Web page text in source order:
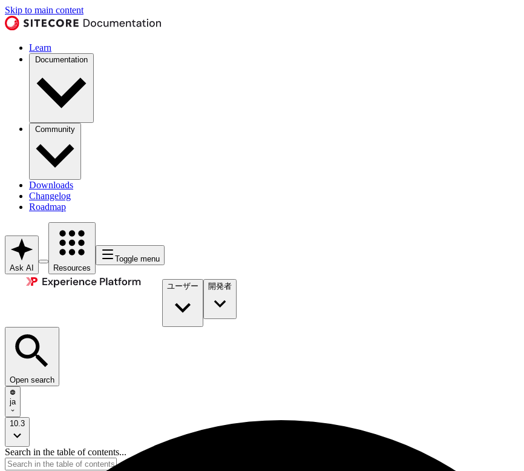
Skip to main content
Learn
Documentation
Community
Downloads
Changelog
Roadmap
Ask AI Resources
Toggle menu
ユーザー 開発者​
Open search
ja
10.3
Search in the table of contents...